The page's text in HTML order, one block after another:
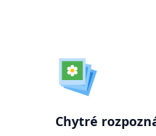
Chytré